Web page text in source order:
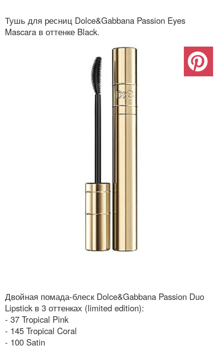
Тушь для ресниц Dolce&Gabbana Passion Eyes
Mascara в оттенке Black.
Двойная помада-блеск Dolce&Gabbana Passion Duo
Lipstick в 3 оттенках (limited edition):
- 37 Tropical Pink
- 145 Tropical Coral
- 100 Satin